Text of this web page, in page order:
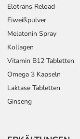
Die Gesamtdosis
einem Arzt oder
Art der Anwendung?
Nehmen Sie das
Dauer der
Die
Elotrans Reload
Eiweißpulver
Melatonin Spray
Kollagen
Vitamin B12 Tabletten
Omega 3 Kapseln
Laktase Tabletten
Ginseng